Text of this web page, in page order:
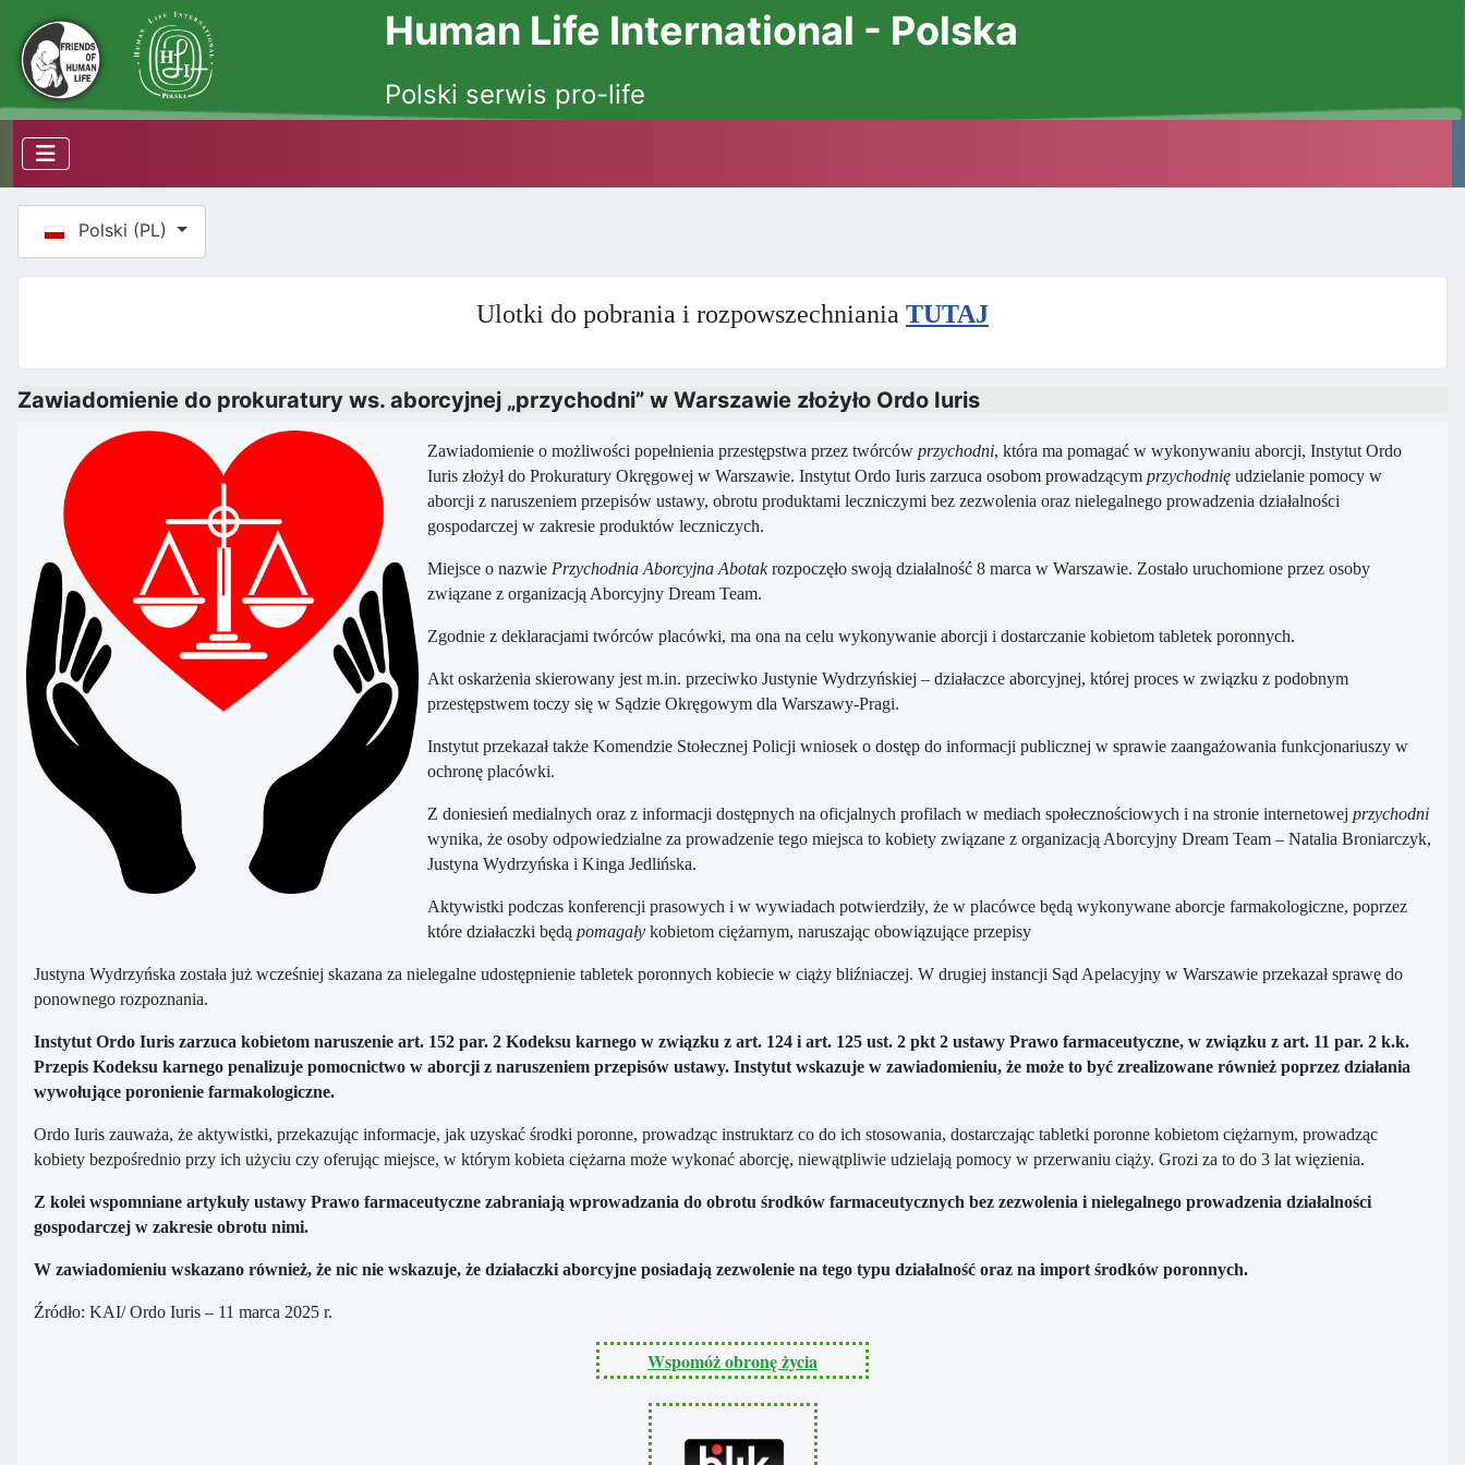
Human Life International - Polska
Polski serwis pro-life
Wybierz swój język
Polski (PL)
Ulotki do pobrania i rozpowszechniania TUTAJ
Zawiadomienie do prokuratury ws. aborcyjnej „przychodni” w Warszawie złożyło Ordo Iuris
Zawiadomienie o możliwości popełnienia przestępstwa przez twórców przychodni, która ma pomagać w wykonywaniu aborcji, Instytut Ordo
Iuris złożył do Prokuratury Okręgowej w Warszawie. Instytut Ordo Iuris zarzuca osobom prowadzącym przychodnię udzielanie pomocy w
aborcji z naruszeniem przepisów ustawy, obrotu produktami leczniczymi bez zezwolenia oraz nielegalnego prowadzenia działalności
gospodarczej w zakresie produktów leczniczych.
Miejsce o nazwie Przychodnia Aborcyjna Abotakrozpoczęło swoją działalność 8 marca w Warszawie. Zostało uruchomione przez osoby
związane z organizacją Aborcyjny Dream Team.
Zgodnie z deklaracjami twórców placówki, ma ona na celu wykonywanie aborcji i dostarczanie kobietom tabletek poronnych.
Akt oskarżenia skierowany jest m.in. przeciwko Justynie Wydrzyńskiej – działaczce aborcyjnej, której proces w związku z podobnym
przestępstwem toczy się w Sądzie Okręgowym dla Warszawy-Pragi.
Instytut przekazał także Komendzie Stołecznej Policji wniosek o dostęp do informacji publicznej w sprawie zaangażowania funkcjonariuszy w
ochronę placówki.
Z doniesień medialnych oraz z informacji dostępnych na oficjalnych profilach w mediach społecznościowych i na stronie internetowej przychodni
wynika, że osoby odpowiedzialne za prowadzenie tego miejsca to kobiety związane z organizacją Aborcyjny Dream Team – Natalia Broniarczyk,
Justyna Wydrzyńska i Kinga Jedlińska.
Aktywistki podczas konferencji prasowych i w wywiadach potwierdziły, że w placówce będą wykonywane aborcje farmakologiczne, poprzez
które działaczki będą pomagały kobietom ciężarnym, naruszając obowiązujące przepisy
Justyna Wydrzyńska została już wcześniej skazana za nielegalne udostępnienie tabletek poronnych kobiecie w ciąży bliźniaczej. W drugiej instancji Sąd Apelacyjny w Warszawie przekazał sprawę do
ponownego rozpoznania.
Instytut Ordo Iuris zarzuca kobietom naruszenie art. 152 par. 2 Kodeksu karnego w związku z art. 124 i art. 125 ust. 2 pkt 2 ustawy Prawo farmaceutyczne, w związku z art. 11 par. 2 k.k.
Przepis Kodeksu karnego penalizuje pomocnictwo w aborcji z naruszeniem przepisów ustawy. Instytut wskazuje w zawiadomieniu, że może to być zrealizowane również poprzez działania
wywołujące poronienie farmakologiczne.
Ordo Iuris zauważa, że aktywistki, przekazując informacje, jak uzyskać środki poronne, prowadząc instruktarz co do ich stosowania, dostarczając tabletki poronne kobietom ciężarnym, prowadząc
kobiety bezpośrednio przy ich użyciu czy oferując miejsce, w którym kobieta ciężarna może wykonać aborcję, niewątpliwie udzielają pomocy w przerwaniu ciąży. Grozi za to do 3 lat więzienia.
Z kolei wspomniane artykuły ustawy Prawo farmaceutyczne zabraniają wprowadzania do obrotu środków farmaceutycznych bez zezwolenia i nielegalnego prowadzenia działalności
gospodarczej w zakresie obrotu nimi.
W zawiadomieniu wskazano również, że nic nie wskazuje, że działaczki aborcyjne posiadają zezwolenie na tego typu działalność oraz na import środków poronnych.
Źródło: KAI/ Ordo Iuris – 11 marca 2025 r.
Wspomóż obronę życia